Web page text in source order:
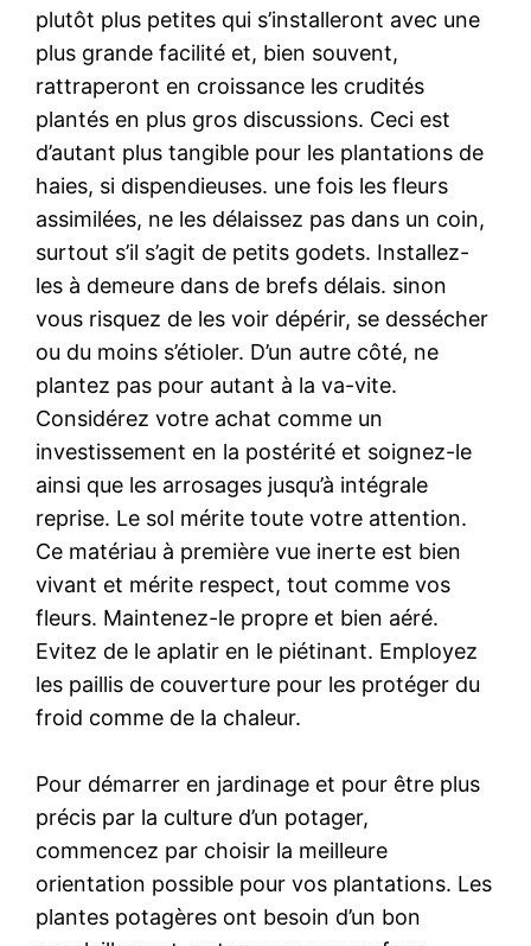
plutôt plus petites qui s’installeront avec une
plus grande facilité et, bien souvent,
rattraperont en croissance les crudités
plantés en plus gros discussions. Ceci est
d’autant plus tangible pour les plantations de
haies, si dispendieuses. une fois les fleurs
assimilées, ne les délaissez pas dans un coin,
surtout s’il s’agit de petits godets. Installez-
les à demeure dans de brefs délais. sinon
vous risquez de les voir dépérir, se dessécher
ou du moins s’étioler. D’un autre côté, ne
plantez pas pour autant à la va-vite.
Considérez votre achat comme un
investissement en la postérité et soignez-le
ainsi que les arrosages jusqu’à intégrale
reprise. Le sol mérite toute votre attention.
Ce matériau à première vue inerte est bien
vivant et mérite respect, tout comme vos
fleurs. Maintenez-le propre et bien aéré.
Evitez de le aplatir en le piétinant. Employez
les paillis de couverture pour les protéger du
froid comme de la chaleur.
Pour démarrer en jardinage et pour être plus
précis par la culture d’un potager,
commencez par choisir la meilleure
orientation possible pour vos plantations. Les
plantes potagères ont besoin d’un bon